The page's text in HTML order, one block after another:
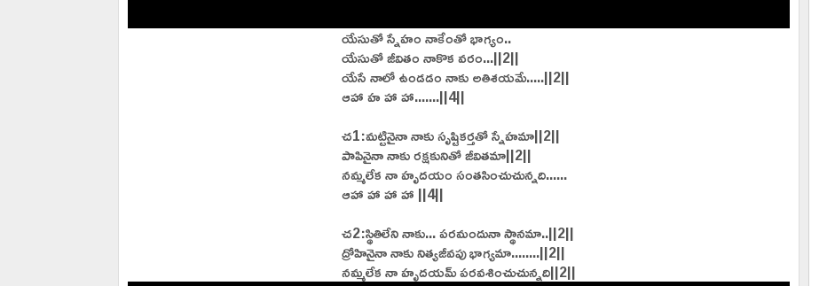
యేసుతో స్నేహం నాకేంతో భాగ్యం..
యేసుతో జీవితం నాకొక వరం...||2||
యేసే నాలో ఉండడం నాకు అతిశయమే.....||2||
ఆహా హ హా హా.......||4||
చ1:మట్టినైనా నాకు సృష్టికర్తతో స్నేహమా||2||
పాపినైనా నాకు రక్షకునితో జీవితమా||2||
నమ్మలేక నా హృదయం సంతసించుచున్నది......
ఆహా హా హా హా ||4||
చ2:స్థితిలేని నాకు... పరమందునా స్థానమా..||2||
ద్రోహినైనా నాకు నిత్యజీవపు భాగ్యమా........||2||
నమ్మలేక నా హృదయమ్ పరవశించుచున్నది||2||